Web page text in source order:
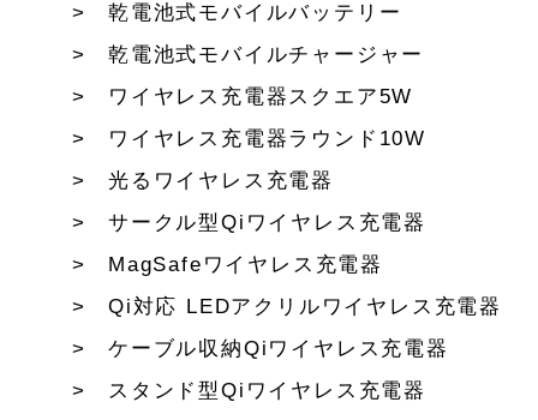
乾電池式モバイルバッテリー
乾電池式モバイルチャージャー
ワイヤレス充電器スクエア5W
ワイヤレス充電器ラウンド10W
光るワイヤレス充電器
サークル型Qiワイヤレス充電器
MagSafeワイヤレス充電器
Qi対応 LEDアクリルワイヤレス充電器
ケーブル収納Qiワイヤレス充電器
スタンド型Qiワイヤレス充電器